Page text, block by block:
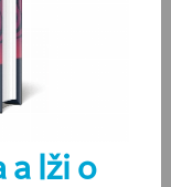
a lži o